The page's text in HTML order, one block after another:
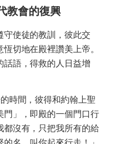
教會的復興
守使徒的教訓，彼此交
切地在殿裡讚美上帝。
話語，得救的人日益增
時間，彼得和約翰上聖
門」，即殿的一個門口行
沒有，只把我所有的給